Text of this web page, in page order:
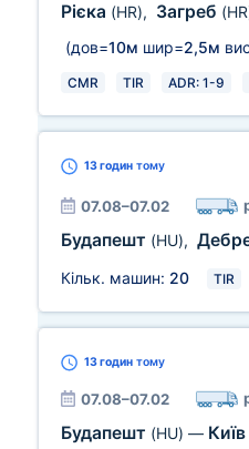
Рієка (HR), Загреб
(дов=10м шир=2,5м
CMR TIR ADR: 1-9
13 годин тому
07.08–07.02
Будапешт (HU),
Кільк. машин: 20 TIR
13 годин тому
07.08–07.02
Будапешт (HU) — Київ